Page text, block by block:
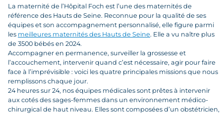
La maternité de l’Hôpital Foch est l’une des maternités de
référence des Hauts de Seine. Reconnue pour la qualité de ses
équipes et son accompagnement personnalisé, elle figure parmi
les meilleures maternités des Hauts de Seine. Elle a vu naître plus
de 3500 bébés en 2024.
Accompagner en permanence, surveiller la grossesse et
l’accouchement, intervenir quand c’est nécessaire, agir pour faire
face à l’imprévisible : voici les quatre principales missions que nous
remplissons chaque jour.
24 heures sur 24, nos équipes médicales sont prêtes à intervenir
aux cotés des sages-femmes dans un environnement médico-
chirurgical de haut niveau. Elles sont composées d’un obstétricien,